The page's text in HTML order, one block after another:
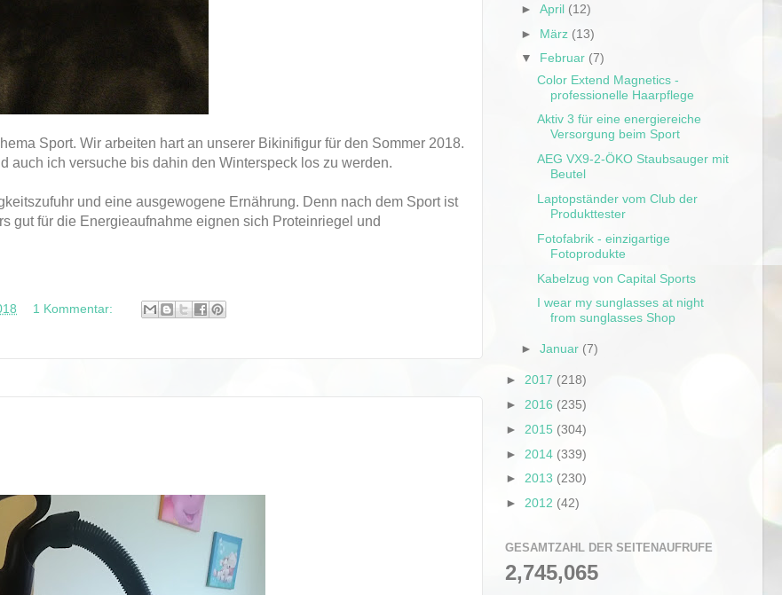
Sport. Wir arbeiten hart an unserer Bikinifigur für den Sommer 2018.
auch ich versuche bis dahin den Winterspeck los zu werden.
und eine ausgewogene Ernährung. Denn nach dem Sport ist
gut für die Energieaufnahme eignen sich Proteinriegel und
1 Kommentar:
►April (12)
► März (13)
▼ Februar (7)
Color Extend Magnetics -
professionelle Haarpflege
Aktiv 3 für eine energiereiche
Versorgung beim Sport
AEG VX9-2-ÖKO Staubsauger mit
Beutel
Laptopständer vom Club der
Produkttester
Fotofabrik - einzigartige
Fotoprodukte
Kabelzug von Capital Sports
I wear my sunglasses at night
from sunglasses Shop
►Januar (7)
► 2017 (218)
► 2016 (235)
► 2015 (304)
► 2014 (339)
► 2013 (230)
► 2012 (42)
GESAMTZAHL DER SEITENAUFRUFE
2,745,065